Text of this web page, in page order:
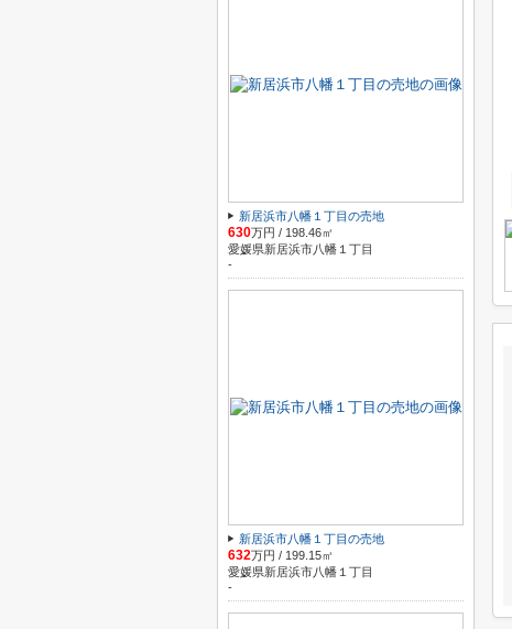
新居浜市八幡１丁目の売地
630万円 / 198.46㎡
愛媛県新居浜市八幡１丁目
-
新居浜市八幡１丁目の売地
632万円 / 199.15㎡
愛媛県新居浜市八幡１丁目
-